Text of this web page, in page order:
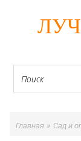
Главная » Сад и